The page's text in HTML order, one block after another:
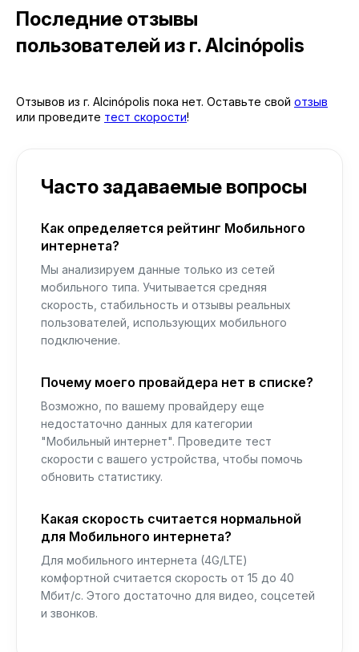
Последние отзывы
пользователей из г. Alcinópolis
Отзывов из г. Alcinópolis пока нет. Оставьте свой отзыв
или проведите тест скорости!
Часто задаваемые вопросы
Как определяется рейтинг Мобильного
интернета?
Мы анализируем данные только из сетей
мобильного типа. Учитывается средняя
скорость, стабильность и отзывы реальных
пользователей, использующих мобильного
подключение.
Почему моего провайдера нет в списке?
Возможно, по вашему провайдеру еще
недостаточно данных для категории
"Мобильный интернет". Проведите тест
скорости с вашего устройства, чтобы помочь
обновить статистику.
Какая скорость считается нормальной
для Мобильного интернета?
Для мобильного интернета (4G/LTE)
комфортной считается скорость от 15 до 40
Мбит/с. Этого достаточно для видео, соцсетей
и звонков.